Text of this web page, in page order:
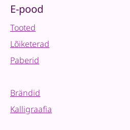
E-pood
Tooted
Lõiketerad
Paberid
Brändid
Kalligraafia